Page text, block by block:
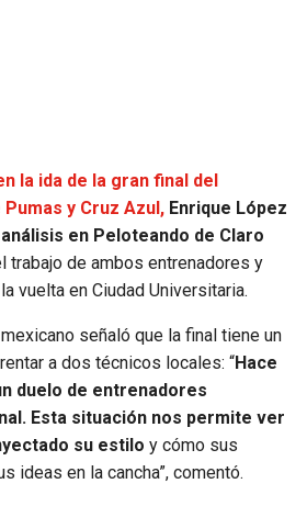
la ida de la gran final del
y Cruz Azul, Enrique López
en Peloteando de Claro
trabajo de ambos entrenadores y
vuelta en Ciudad Universitaria.
señaló que la final tiene un
a dos técnicos locales: “Hace
duelo de entrenadores
Esta situación nos permite ver
su estilo y cómo sus
ideas en la cancha”, comentó.